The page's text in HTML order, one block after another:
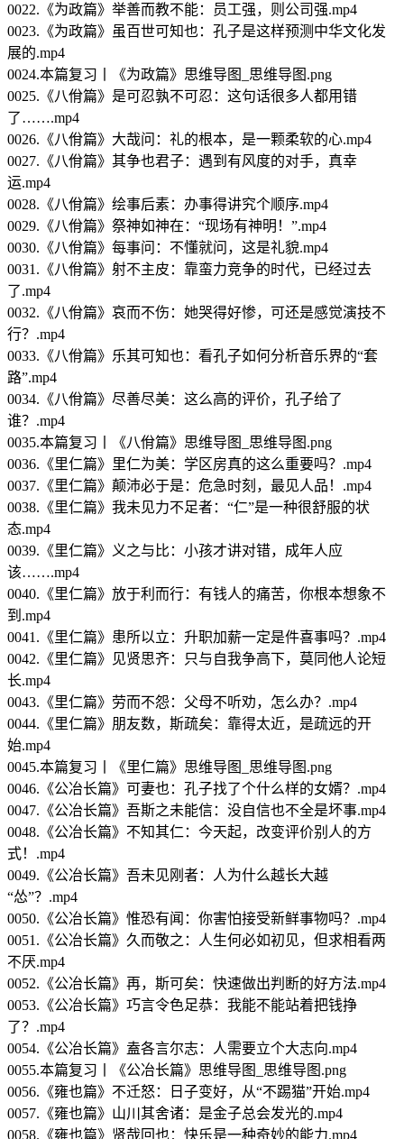
0022.《为政篇》举善而教不能：员工强，则公司强.mp4
0023.《为政篇》虽百世可知也：孔子是这样预测中华文化发
展的.mp4
0024.本篇复习丨《为政篇》思维导图_思维导图.png
0025.《八佾篇》是可忍孰不可忍：这句话很多人都用错
了…….mp4
0026.《八佾篇》大哉问：礼的根本，是一颗柔软的心.mp4
0027.《八佾篇》其争也君子：遇到有风度的对手，真幸
运.mp4
0028.《八佾篇》绘事后素：办事得讲究个顺序.mp4
0029.《八佾篇》祭神如神在：“现场有神明！”.mp4
0030.《八佾篇》每事问：不懂就问，这是礼貌.mp4
0031.《八佾篇》射不主皮：靠蛮力竞争的时代，已经过去
了.mp4
0032.《八佾篇》哀而不伤：她哭得好惨，可还是感觉演技不
行？.mp4
0033.《八佾篇》乐其可知也：看孔子如何分析音乐界的“套
路”.mp4
0034.《八佾篇》尽善尽美：这么高的评价，孔子给了
谁？.mp4
0035.本篇复习丨《八佾篇》思维导图_思维导图.png
0036.《里仁篇》里仁为美：学区房真的这么重要吗？.mp4
0037.《里仁篇》颠沛必于是：危急时刻，最见人品！.mp4
0038.《里仁篇》我未见力不足者：“仁”是一种很舒服的状
态.mp4
0039.《里仁篇》义之与比：小孩才讲对错，成年人应
该…….mp4
0040.《里仁篇》放于利而行：有钱人的痛苦，你根本想象不
到.mp4
0041.《里仁篇》患所以立：升职加薪一定是件喜事吗？.mp4
0042.《里仁篇》见贤思齐：只与自我争高下，莫同他人论短
长.mp4
0043.《里仁篇》劳而不怨：父母不听劝，怎么办？.mp4
0044.《里仁篇》朋友数，斯疏矣：靠得太近，是疏远的开
始.mp4
0045.本篇复习丨《里仁篇》思维导图_思维导图.png
0046.《公冶长篇》可妻也：孔子找了个什么样的女婿？.mp4
0047.《公冶长篇》吾斯之未能信：没自信也不全是坏事.mp4
0048.《公冶长篇》不知其仁：今天起，改变评价别人的方
式！.mp4
0049.《公冶长篇》吾未见刚者：人为什么越长大越
“怂”？.mp4
0050.《公冶长篇》惟恐有闻：你害怕接受新鲜事物吗？.mp4
0051.《公冶长篇》久而敬之：人生何必如初见，但求相看两
不厌.mp4
0052.《公冶长篇》再，斯可矣：快速做出判断的好方法.mp4
0053.《公冶长篇》巧言令色足恭：我能不能站着把钱挣
了？.mp4
0054.《公冶长篇》盍各言尔志：人需要立个大志向.mp4
0055.本篇复习丨《公冶长篇》思维导图_思维导图.png
0056.《雍也篇》不迁怒：日子变好，从“不踢猫”开始.mp4
0057.《雍也篇》山川其舍诸：是金子总会发光的.mp4
0058.《雍也篇》贤哉回也：快乐是一种奇妙的能力.mp4